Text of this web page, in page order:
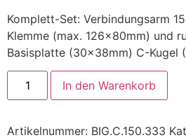
Komplett-Set: Verbindungsarm
Klemme (max. 126x80mm) und
Basisplatte (30x38mm) C-Kugel
In den Warenkorb
Artikelnummer: BIG.C.150.333